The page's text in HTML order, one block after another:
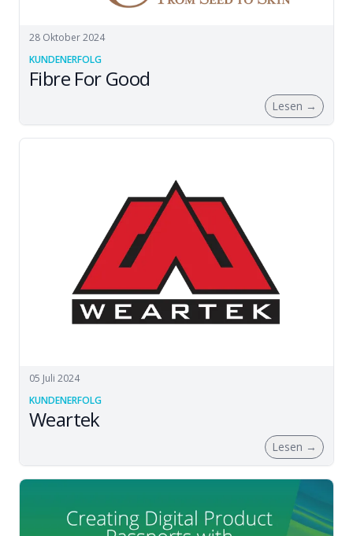
28 Oktober 2024
KUNDENERFOLG
Fibre For Good
Lesen →
05 Juli 2024
KUNDENERFOLG
Weartek
Lesen →